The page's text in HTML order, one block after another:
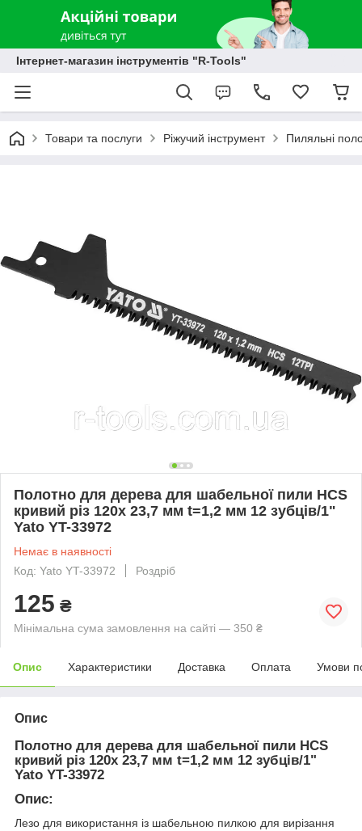
Інтернет-магазин інструментів "R-Tools"
Товари та послуги Ріжучий інструмент Пиляльні
Полотно для дерева для шабельної пили HCS
кривий різ 120x 23,7 мм t=1,2 мм 12 зубців/1"
Yato YT-33972
Немає в наявності
Код: Yato YT-33972
Роздріб
125 ₴
Мінімальна сума замовлення на сайті — 350 ₴
Опис Характеристики Доставка Оплата Умови
Опис
Полотно для дерева для шабельної пили HCS
кривий різ 120x 23,7 мм t=1,2 мм 12 зубців/1"
Yato YT-33972
Опис:
Лезо для використання із шабельною пилкою для вирізання